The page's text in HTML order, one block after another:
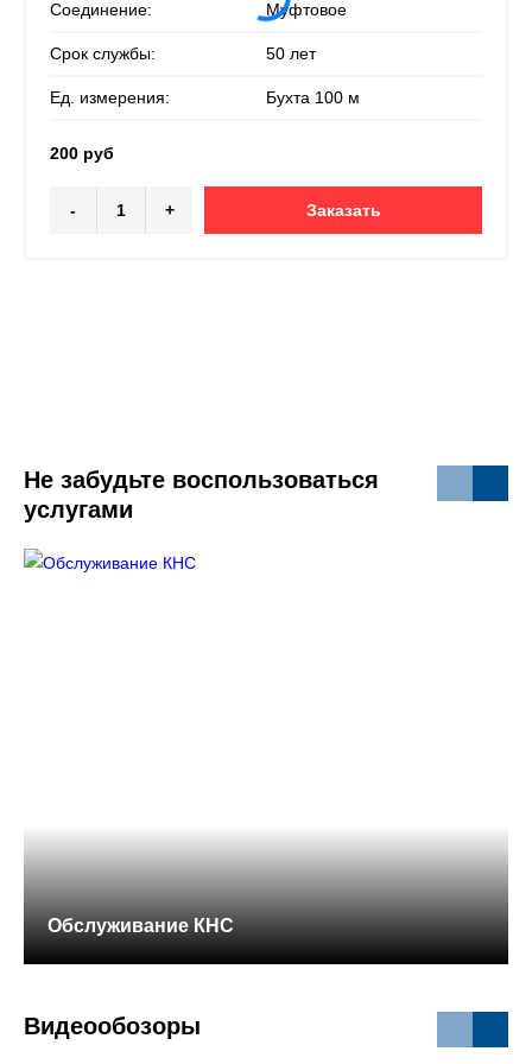
Соединение: Муфтовое
Срок службы: 50 лет
Ед. измерения: Бухта 100 м
200 руб
- + Заказать
Не забудьте воспользоваться
услугами
Обслуживание КНС
Видеообозоры